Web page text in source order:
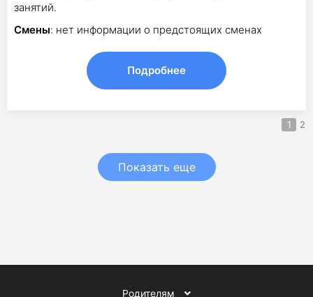
занятий.
Смены: нет информации о предстоящих сменах
Подробнее
1 2
Показать еще
Родителям